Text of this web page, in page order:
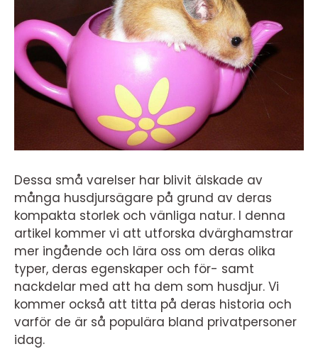
Dessa små varelser har blivit älskade av
många husdjursägare på grund av deras
kompakta storlek och vänliga natur. I denna
artikel kommer vi att utforska dvärghamstrar
mer ingående och lära oss om deras olika
typer, deras egenskaper och för- samt
nackdelar med att ha dem som husdjur. Vi
kommer också att titta på deras historia och
varför de är så populära bland privatpersoner
idag.